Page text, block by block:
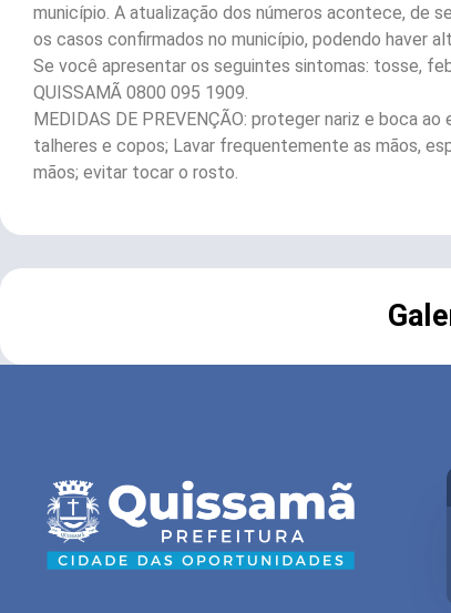
município. A atualização dos números acontece, de
os casos confirmados no município, podendo haver
Se você apresentar os seguintes sintomas: tosse,
QUISSAMÃ 0800 095 1909.
MEDIDAS DE PREVENÇÃO: proteger nariz e boca
talheres e copos; Lavar frequentemente as mãos,
mãos; evitar tocar o rosto.